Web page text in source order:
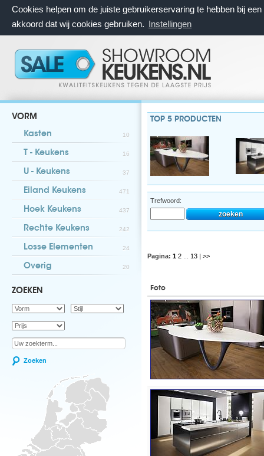
Cookies helpen om de juiste gebruikerservaring te hebben bij
akkoord dat wij cookies gebruiken. Instellingen
VORM
Kasten 10
T - Keukens 16
U - Keukens 37
Eiland Keukens 471
Hoek Keukens 437
Rechte Keukens 242
Losse Elementen 24
Overig 20
ZOEKEN
Zoeken
TOP 5 PRODUCTEN
Trefwoord:
Pagina: 1 2 13 | >>
Foto